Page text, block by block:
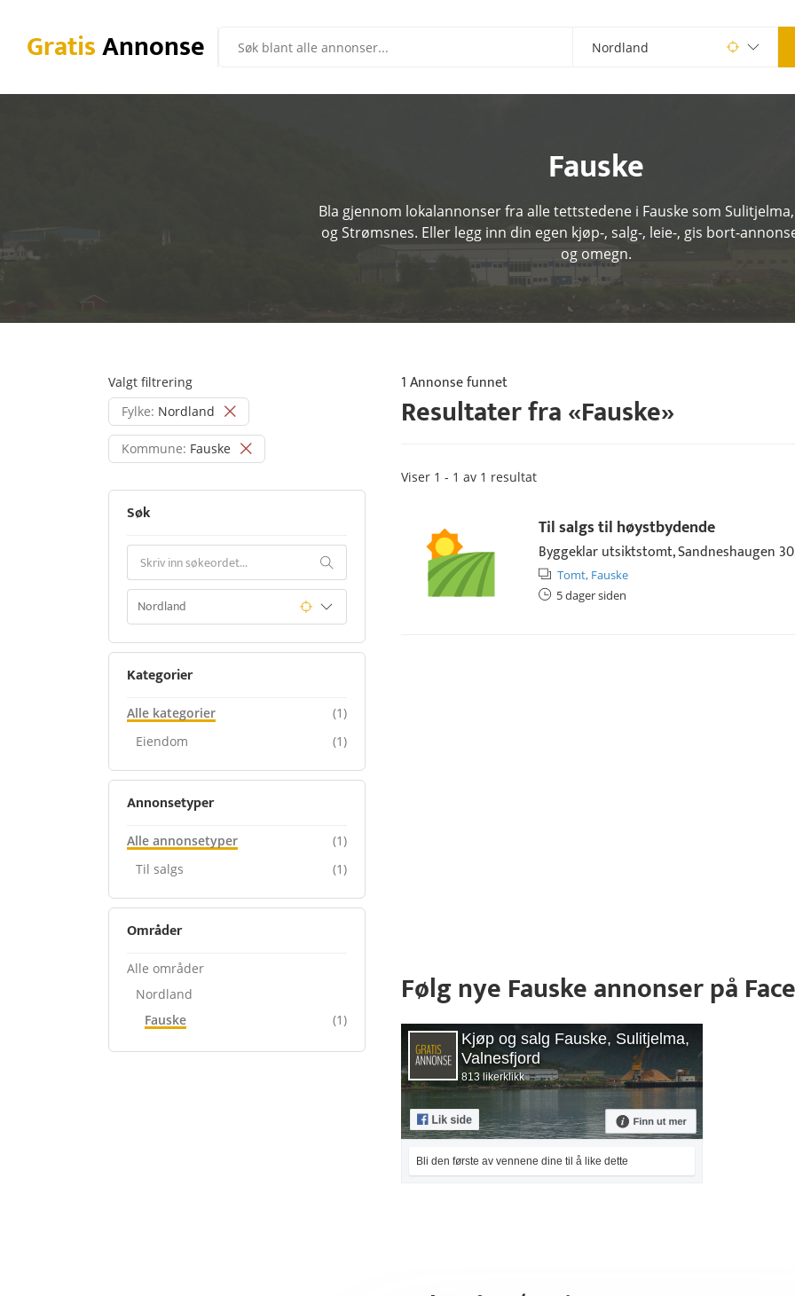
GratisAnnonse
Fauske
Bla gjennom lokalannonser fra alle tettstedene i Fauske som
og Strømsnes. Eller legg inn din egen kjøp-, salg-, leie-, gis bort-
og omegn.
Valgt filtrering
Fylke: Nordland
Kommune: Fauske
Søk
Kategorier
Alle kategorier
(1)
Eiendom
(1)
Annonsetyper
Alle annonsetyper
(1)
Til salgs
(1)
Områder
Alle områder
Nordland
Fauske
(1)
1 Annonse funnet
Resultater fra «Fauske»
Viser 1 - 1 av 1 resultat
Til salgs til høystbydende
Byggeklar utsiktstomt, Sandneshaugen
Tomt, Fauske
5 dager siden
Følg nye Fauske annonser på
Kjøp og salg Fauske, Sulitjelma,
Valnesfjord
813 likerklikk
Bli den første av vennene dine til å like dette